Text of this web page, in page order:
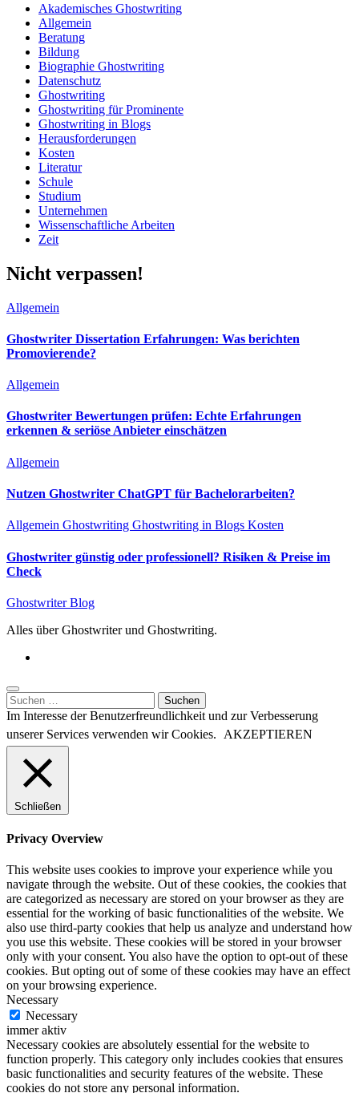
Akademisches Ghostwriting
Allgemein
Beratung
Bildung
Biographie Ghostwriting
Datenschutz
Ghostwriting
Ghostwriting für Prominente
Ghostwriting in Blogs
Herausforderungen
Kosten
Literatur
Schule
Studium
Unternehmen
Wissenschaftliche Arbeiten
Zeit
Nicht verpassen!
Allgemein
Ghostwriter Dissertation Erfahrungen: Was berichten
Promovierende?
Allgemein
Ghostwriter Bewertungen prüfen: Echte Erfahrungen
erkennen & seriöse Anbieter einschätzen
Allgemein
Nutzen Ghostwriter ChatGPT für Bachelorarbeiten?
Allgemein Ghostwriting Ghostwriting in Blogs Kosten
Ghostwriter günstig oder professionell? Risiken & Preise im
Check
Ghostwriter Blog
Alles über Ghostwriter und Ghostwriting.
Suchen
nach:
Im Interesse der Benutzerfreundlichkeit und zur Verbesserung
unserer Services verwenden wir Cookies.
AKZEPTIEREN
Schließen
Privacy Overview
This website uses cookies to improve your experience while you
navigate through the website. Out of these cookies, the cookies that
are categorized as necessary are stored on your browser as they are
essential for the working of basic functionalities of the website. We
also use third-party cookies that help us analyze and understand how
you use this website. These cookies will be stored in your browser
only with your consent. You also have the option to opt-out of these
cookies. But opting out of some of these cookies may have an effect
on your browsing experience.
Necessary
Necessary
immer aktiv
Necessary cookies are absolutely essential for the website to
function properly. This category only includes cookies that ensures
basic functionalities and security features of the website. These
cookies do not store any personal information.